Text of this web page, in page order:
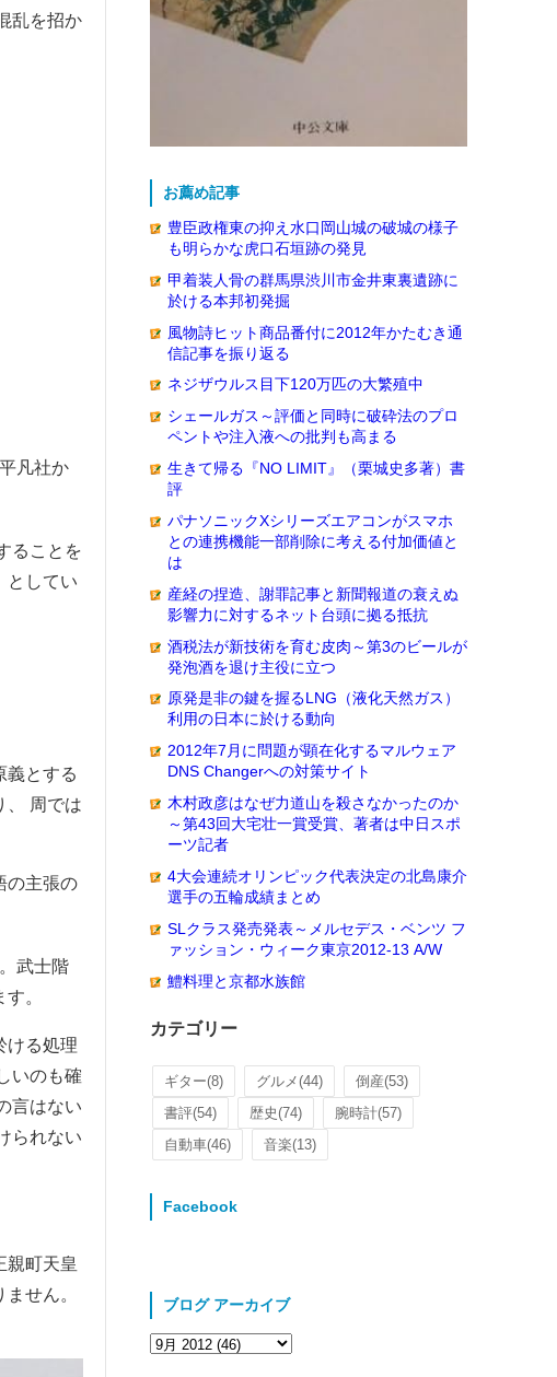
乱を招か
凡社か
ることを
としてい
義とする
、 周では
の主張の
武士階
。
ける処理
いのも確
言はない
られない
親町天皇
せん。
お薦め記事
豊臣政権東の抑え水口岡山城の破城の様子
も明らかな虎口石垣跡の発見
甲着装人骨の群馬県渋川市金井東裏遺跡に
於ける本邦初発掘
風物詩ヒット商品番付に2012年かたむき通
信記事を振り返る
ネジザウルス目下120万匹の大繁殖中
シェールガス～評価と同時に破砕法のプロ
ペントや注入液への批判も高まる
生きて帰る『NO LIMIT』（栗城史多著）書
評
パナソニックXシリーズエアコンがスマホ
との連携機能一部削除に考える付加価値と
は
産経の捏造、謝罪記事と新聞報道の衰えぬ
影響力に対するネット台頭に拠る抵抗
酒税法が新技術を育む皮肉～第3のビールが
発泡酒を退け主役に立つ
原発是非の鍵を握るLNG（液化天然ガス）
利用の日本に於ける動向
2012年7月に問題が顕在化するマルウェア
DNS Changerへの対策サイト
木村政彦はなぜ力道山を殺さなかったのか
～第43回大宅壮一賞受賞、著者は中日スポ
ーツ記者
4大会連続オリンピック代表決定の北島康介
選手の五輪成績まとめ
SLクラス発売発表～メルセデス・ベンツ フ
ァッション・ウィーク東京2012-13 A/W
鱧料理と京都水族館
カテゴリー
ギター(8) グルメ(44) 倒産(53)
書評(54) 歴史(74) 腕時計(57)
自動車(46) 音楽(13)
Facebook
ブログ アーカイブ